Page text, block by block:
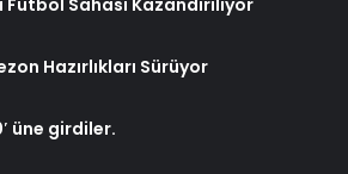
Futbol Sahası Kazandırılıyor
Hazırlıkları Sürüyor
üne girdiler.